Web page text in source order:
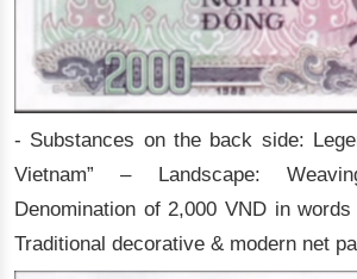
- Substances on the back side:
Vietnam” – Landscape:
Denomination of 2,000 VND in
Traditional decorative & modern net